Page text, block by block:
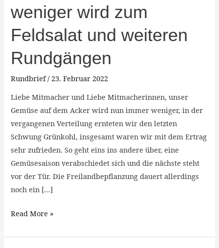
weniger wird zum
Feldsalat und weiteren
Rundgängen
Rundbrief/ 23. Februar 2022
Liebe Mitmacher und Liebe Mitmacherinnen, unser
Gemüse auf dem Acker wird nun immer weniger, in der
vergangenen Verteilung ernteten wir den letzten
Schwung Grünkohl, insgesamt waren wir mit dem Ertrag
sehr zufrieden. So geht eins ins andere über, eine
Gemüsesaison verabschiedet sich und die nächste steht
vor der Tür. Die Freilandbepflanzung dauert allerdings
noch ein […]
dem
Acker
immer
weniger
wird
zum
Feldsalat
und
Rundgängen
Read More »